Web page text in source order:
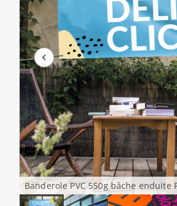
Banderole PVC 550g bâche enduite